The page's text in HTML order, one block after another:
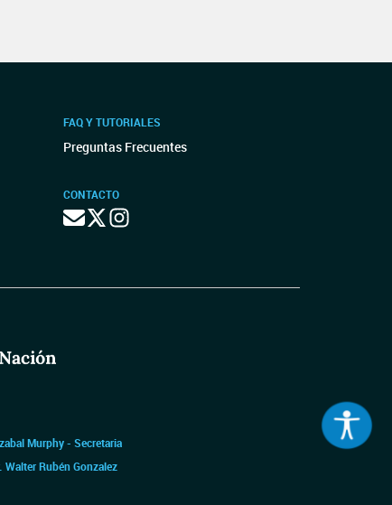
FAQ Y TUTORIALES
Preguntas Frecuentes
CONTACTO
Murphy - Secretaria
Walter Rubén Gonzalez